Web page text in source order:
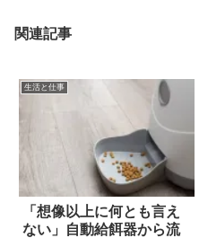
関連記事
生活と仕事
「想像以上に何とも言え
ない」自動給餌器から流